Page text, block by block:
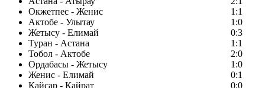
Окжетпес - Женис
1:1
Актобе - Улытау
1:0
Жетысу - Елимай
0:3
Туран - Астана
1:1
Тобол - Актобе
2:0
Ордабасы - Жетысу
1:0
Женис - Елимай
0:1
Кайсар - Кайрат
0:0